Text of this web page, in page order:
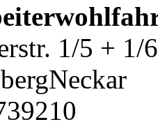
1/5 + 1/6